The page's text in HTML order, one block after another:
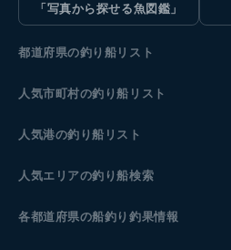
「写真から探せる魚図鑑」
都道府県の釣り船リスト
人気市町村の釣り船リスト
人気港の釣り船リスト
人気エリアの釣り船検索
各都道府県の船釣り釣果情報